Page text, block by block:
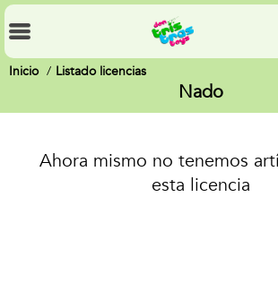
Inicio Listado licencias
Nado
Ahora mismo no tenemos
esta licencia